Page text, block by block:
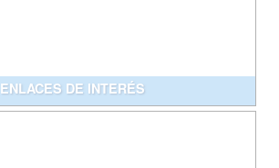
ENLACES DE INTERÉS